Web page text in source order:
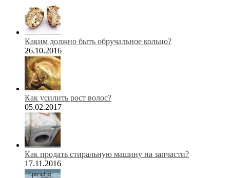
Каким должно быть обручальное кольцо?
26.10.2016
Как усилить рост волос?
05.02.2017
Как продать стиральную машину на запчасти?
17.11.2016